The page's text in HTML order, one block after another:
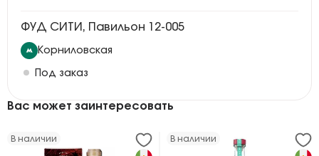
ФУД СИТИ, Павильон 12-005
Корниловская
Под заказ
Вас может заинтересовать
В наличии В наличии